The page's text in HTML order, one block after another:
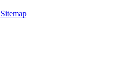
Sitemap